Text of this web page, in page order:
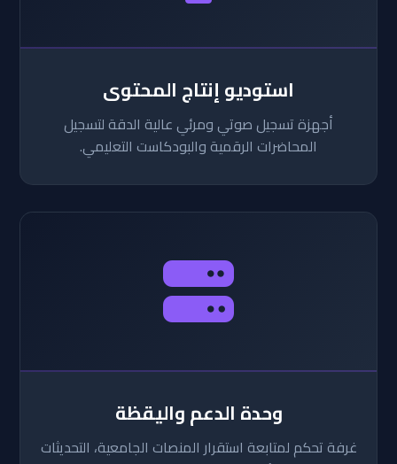
استوديو إنتاج المحتوى
أجهزة تسجيل صوتي ومرئي عالية الدقة لتسجيل
المحاضرات الرقمية والبودكاست التعليمي.
وحدة الدعم واليقظة
غرفة تحكم لمتابعة استقرار المنصات الجامعية، التحديثات